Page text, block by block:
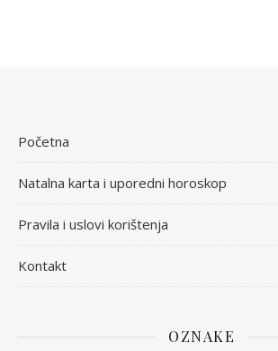
Početna
Natalna karta i uporedni horoskop
Pravila i uslovi korištenja
Kontakt
OZNAKE